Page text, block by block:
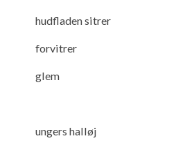
hudfladen sitrer
forvitrer
glem
ungers halløj